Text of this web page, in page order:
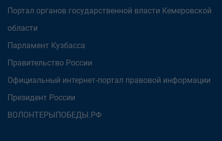
Портал органов государственной власти Кемеровской
области
Парламент Кузбасса
Правительство России
Официальный интернет-портал правовой информации
Президент России
ВОЛОНТЕРЫПОБЕДЫ.РФ